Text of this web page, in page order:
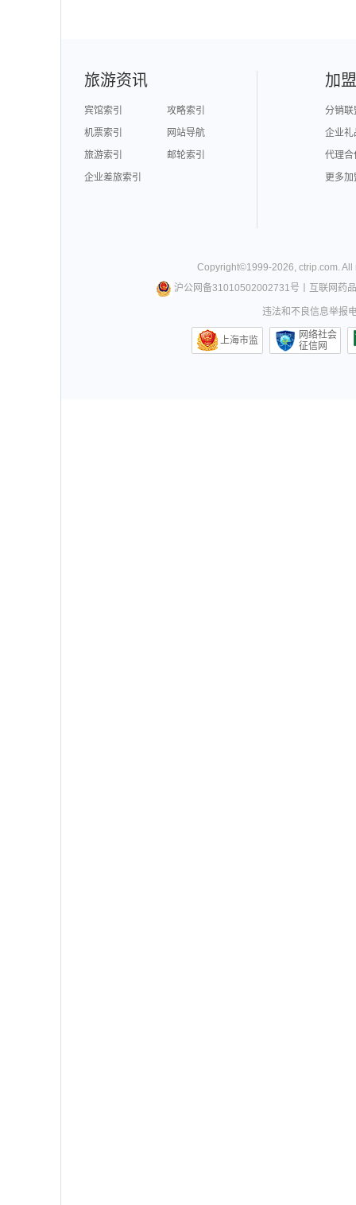
旅游资讯
宾馆索引
攻略索引
机票索引
网站导航
旅游索引
邮轮索引
企业差旅索引
加
分销联
企业礼
代理合
更多
Copyright©1999-2026,ctrip.com.
沪公网备31010502002731号
互联网药
违法和不良信息举报
上海市监
网络社会
征信网